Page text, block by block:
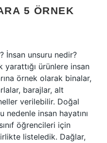
5 ÖRNEK
İnsan unsuru nedir?
yarattığı ürünlere insan
örnek olarak binalar,
barajlar, alt
verilebilir. Doğal
nedenle insan hayatını
öğrencileri için
listeledik. Dağlar,